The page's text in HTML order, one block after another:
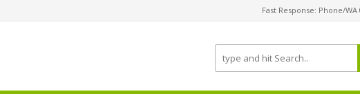
Fast Response: Phone/WA